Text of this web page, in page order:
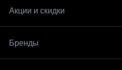
Акции и скидки
Бренды